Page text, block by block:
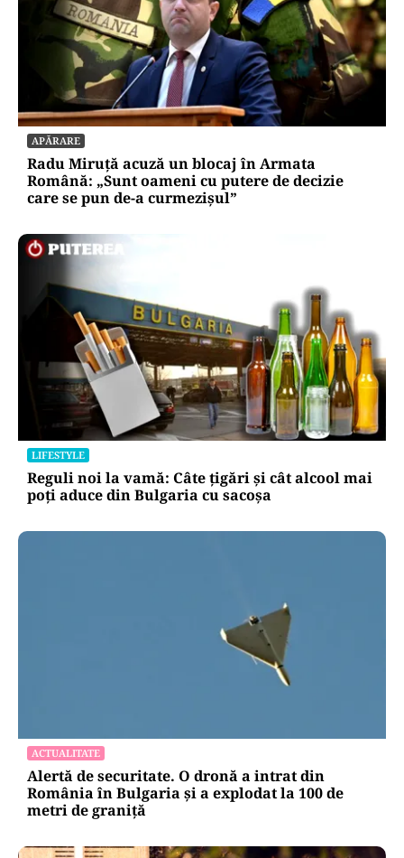
APĂRARE
Radu Miruță acuză un blocaj în Armata
Română: „Sunt oameni cu putere de decizie
care se pun de-a curmezișul”
LIFESTYLE
Reguli noi la vamă: Câte țigări și cât alcool mai
poți aduce din Bulgaria cu sacoșa
ACTUALITATE
Alertă de securitate. O dronă a intrat din
România în Bulgaria şi a explodat la 100 de
metri de graniţă